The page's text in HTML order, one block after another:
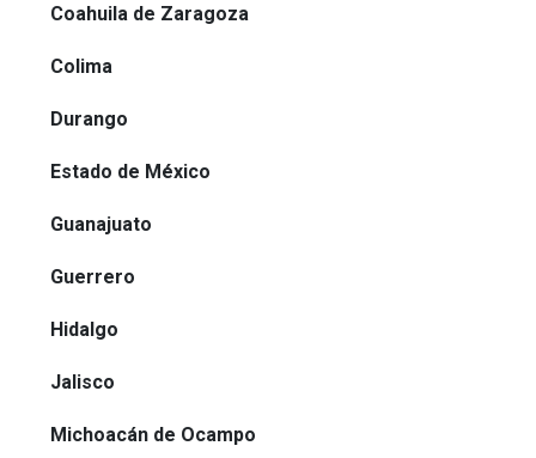
Coahuila de Zaragoza
Colima
Durango
Estado de México
Guanajuato
Guerrero
Hidalgo
Jalisco
Michoacán de Ocampo